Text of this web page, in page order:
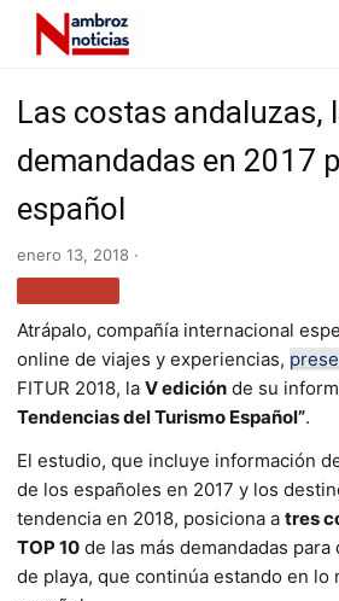
Las costas andaluzas,
demandadas en 2017
español
enero 13, 2018 ·
Atrápalo, compañía internacional
online de viajes y experiencias,
FITUR 2018, la V edición de su
Tendencias del Turismo Español”.
El estudio, que incluye información
de los españoles en 2017 y los
tendencia en 2018, posiciona a tres
TOP 10 de las más demandadas
de playa, que continúa estando en lo